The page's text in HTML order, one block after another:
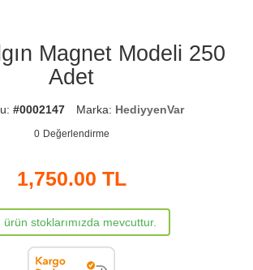
Magnet Modeli 250
Adet
#0002147 Marka: HediyyenVar
0 Değerlendirme
1,750.00 TL
ürün stoklarımızda mevcuttur.